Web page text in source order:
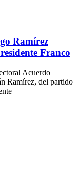
Ramírez
Franco
Acuerdo
Ramírez, del partido